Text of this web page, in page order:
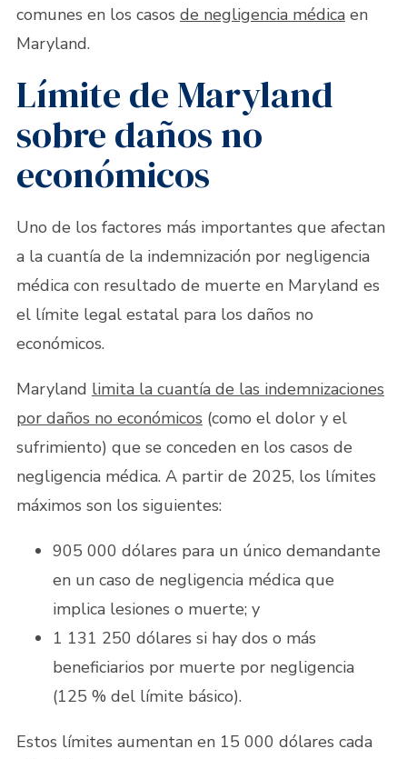
comunes en los casos de negligencia médicaen
Maryland.
Límite de Maryland
sobre daños no
económicos
Uno de los factores más importantes que afectan
a la cuantía de la indemnización por negligencia
médica con resultado de muerte en Maryland es
el límite legal estatal para los daños no
económicos.
Maryland limita la cuantía de las indemnizaciones
por daños no económicos (como el dolor y el
sufrimiento) que se conceden en los casos de
negligencia médica. A partir de 2025, los límites
máximos son los siguientes:
905 000 dólares para un único demandante
en un caso de negligencia médica que
implica lesiones o muerte; y
1 131 250 dólares si hay dos o más
beneficiarios por muerte por negligencia
(125 % del límite básico).
Estos límites aumentan en 15 000 dólares cada